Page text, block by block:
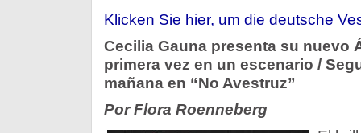
Klicken Sie hier, um die deutsche
Cecilia Gauna presenta su nuevo
primera vez en un escenario /
mañana en “No Avestruz”
Por Flora Roenneberg